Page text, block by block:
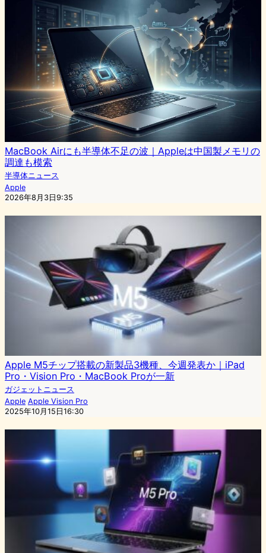
MacBook Airにも半導体不足の波｜Appleは中国製メモリの
調達も模索
半導体ニュース
Apple
2026年8月3日9:35
Apple M5チップ搭載の新製品3機種、今週発表か｜iPad
Pro・Vision Pro・MacBook Proが一新
ガジェットニュース
Apple Apple Vision Pro
2025年10月15日16:30